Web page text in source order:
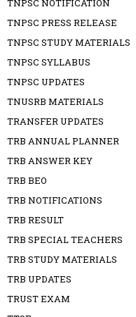
TNPSC NOTIFICATION
TNPSC PRESS RELEASE
TNPSC STUDY MATERIALS
TNPSC SYLLABUS
TNPSC UPDATES
TNUSRB MATERIALS
TRANSFER UPDATES
TRB ANNUAL PLANNER
TRB ANSWER KEY
TRB BEO
TRB NOTIFICATIONS
TRB RESULT
TRB SPECIAL TEACHERS
TRB STUDY MATERIALS
TRB UPDATES
TRUST EXAM